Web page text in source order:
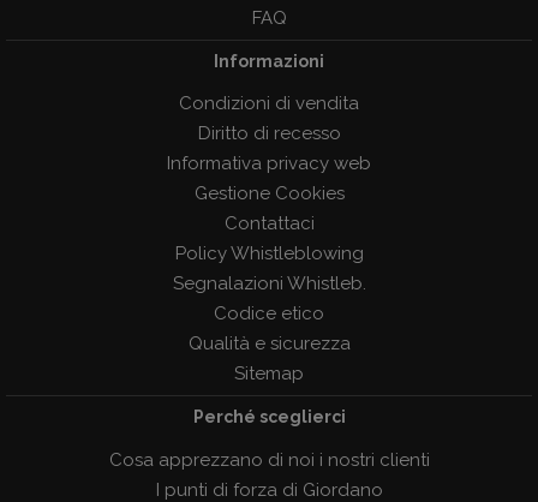
FAQ
Informazioni
Condizioni di vendita
Diritto di recesso
Informativa privacy web
Gestione Cookies
Contattaci
Policy Whistleblowing
Segnalazioni Whistleb.
Codice etico
Qualità e sicurezza
Sitemap
Perché sceglierci
Cosa apprezzano di noi i nostri clienti
I punti di forza di Giordano